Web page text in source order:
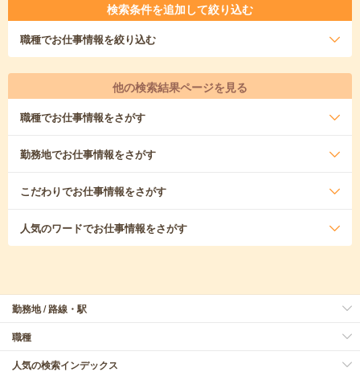
検索条件を追加して絞り込む
職種でお仕事情報を絞り込む
他の検索結果ページを見る
職種でお仕事情報をさがす
勤務地でお仕事情報をさがす
こだわりでお仕事情報をさがす
人気のワードでお仕事情報をさがす
勤務地 / 路線・駅
職種
人気の検索インデックス